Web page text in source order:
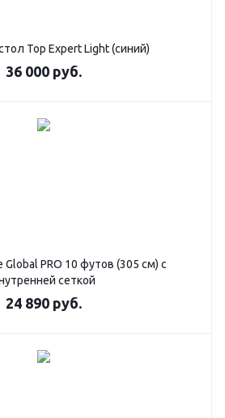
Top Expert Light (синий)
36 000руб.
Global PRO 10 футов (305 см) с
сеткой
24 890руб.